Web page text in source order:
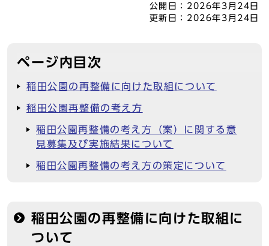
公開日： 2026年3月24日
更新日： 2026年3月24日
ページ内目次
稲田公園の再整備に向けた取組について
稲田公園再整備の考え方
稲田公園再整備の考え方（案）に関する意
見募集及び実施結果について
稲田公園再整備の考え方の策定について
稲田公園の再整備に向けた取組に
ついて